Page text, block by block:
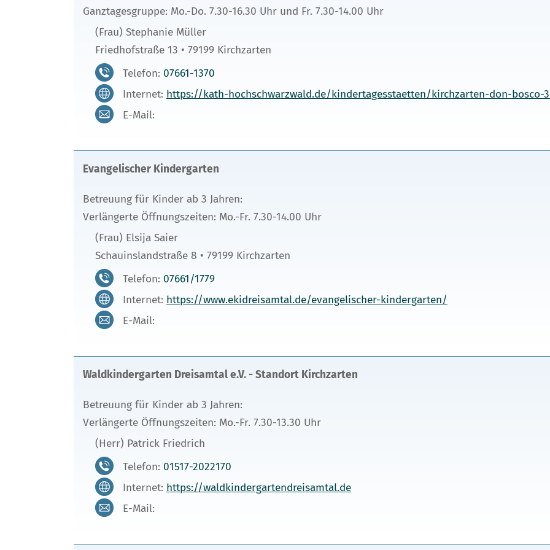
Ganztagesgruppe: Mo.-Do. 7.30-16.30 Uhr und Fr. 7.30-14.00 Uhr
(Frau) Stephanie Müller
Friedhofstraße 13 • 79199 Kirchzarten
Telefon: 07661-1370
Internet: https://kath-hochschwarzwald.de/kindertagesstaetten/kirchzarten-don-bosco-
E-Mail:
Evangelischer Kindergarten
Betreuung für Kinder ab 3 Jahren:
Verlängerte Öffnungszeiten: Mo.-Fr. 7.30-14.00 Uhr
(Frau) Elsija Saier
Schauinslandstraße 8 • 79199 Kirchzarten
Telefon: 07661/1779
Internet: https://www.ekidreisamtal.de/evangelischer-kindergarten/
E-Mail:
Waldkindergarten Dreisamtal e.V. - Standort Kirchzarten
Betreuung für Kinder ab 3 Jahren:
Verlängerte Öffnungszeiten: Mo.-Fr. 7.30-13.30 Uhr
(Herr) Patrick Friedrich
Telefon: 01517-2022170
Internet: https://waldkindergartendreisamtal.de
E-Mail: